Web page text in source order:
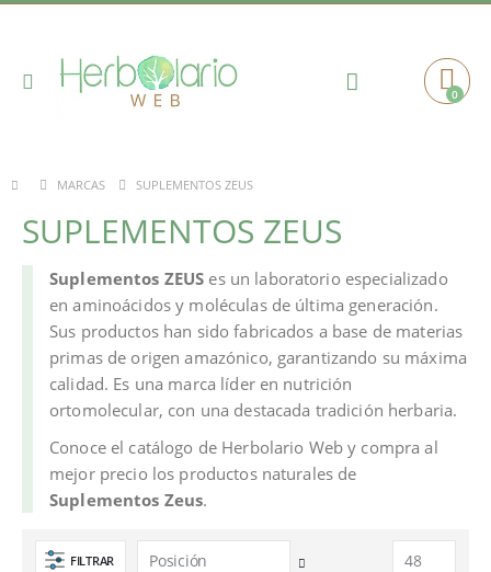
Toggle
Cart0
MARCAS SUPLEMENTOS ZEUS
SUPLEMENTOS ZEUS
Suplementos ZEUS es un laboratorio especializado
en aminoácidos y moléculas de última generación.
Sus productos han sido fabricados a base de materias
primas de origen amazónico, garantizando su máxima
calidad. Es una marca líder en nutrición
ortomolecular, con una destacada tradición herbaria.
Conoce el catálogo de Herbolario Web y compra al
mejor precio los productos naturales de
Suplementos Zeus.
FILTRAR
Fijar